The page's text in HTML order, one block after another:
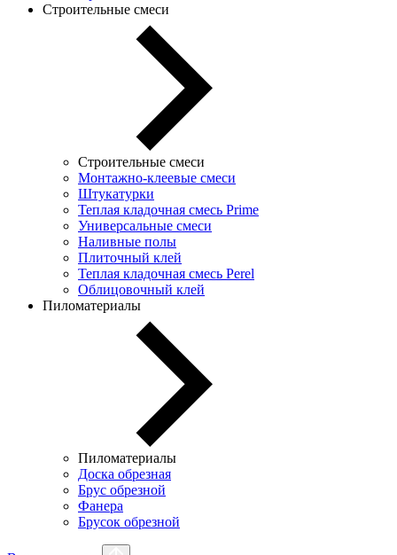
Строительные смеси
Строительные смеси
Монтажно-клеевые смеси
Штукатурки
Теплая кладочная смесь Prime
Универсальные смеси
Наливные полы
Плиточный клей
Теплая кладочная смесь Perel
Облицовочный клей
Пиломатериалы
Пиломатериалы
Доска обрезная
Брус обрезной
Фанера
Брусок обрезной